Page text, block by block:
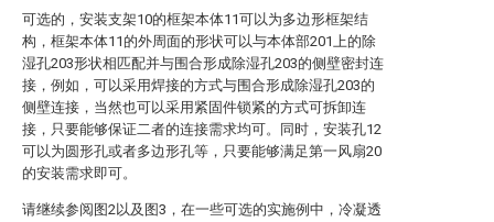
可选的，安装支架10的框架本体11可以为多边形框架结
构，框架本体11的外周面的形状可以与本体部201上的除
湿孔203形状相匹配并与围合形成除湿孔203的侧壁密封连
接，例如，可以采用焊接的方式与围合形成除湿孔203的
侧壁连接，当然也可以采用紧固件锁紧的方式可拆卸连
接，只要能够保证二者的连接需求均可。同时，安装孔12
可以为圆形孔或者多边形孔等，只要能够满足第一风扇20
的安装需求即可。
请继续参阅图2以及图3，在一些可选的实施例中，冷凝透